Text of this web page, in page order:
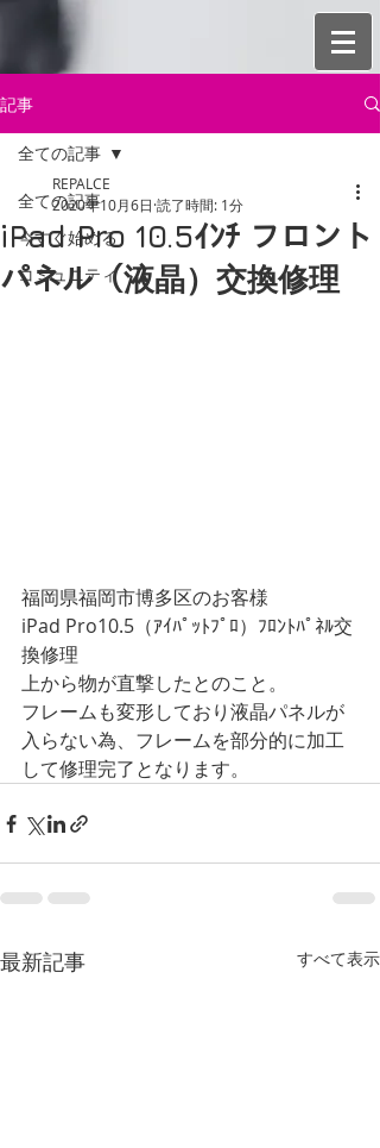
記事
全ての記事
今すぐ始める
コミュニティ
全ての記事
iPad Pro 10.5ｲﾝﾁ フロント
パネル（液晶）交換修理
REPALCE
2020年10月6日 読了時間: 1分
福岡県福岡市博多区のお客様
iPad Pro10.5（ｱｲﾊﾟｯﾄﾌﾟﾛ）ﾌﾛﾝﾄﾊﾟﾈﾙ交
換修理
上から物が直撃したとのこと。
フレームも変形しており液晶パネルが
入らない為、フレームを部分的に加工
して修理完了となります。
最新記事 すべて表示